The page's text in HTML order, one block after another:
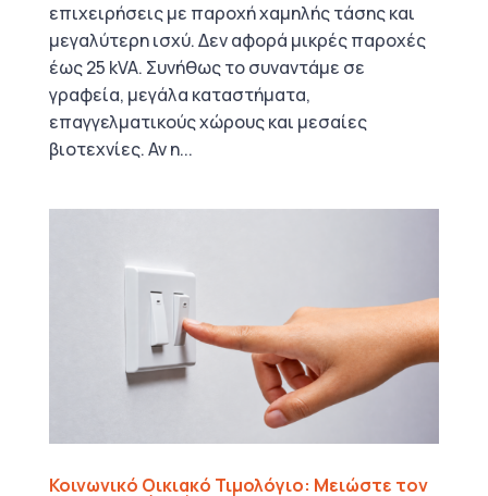
επιχειρήσεις με παροχή χαμηλής τάσης και
μεγαλύτερη ισχύ. Δεν αφορά μικρές παροχές
έως 25 kVA. Συνήθως το συναντάμε σε
γραφεία, μεγάλα καταστήματα,
επαγγελματικούς χώρους και μεσαίες
βιοτεχνίες. Αν η...
Κοινωνικό Οικιακό Τιμολόγιο: Μειώστε τον